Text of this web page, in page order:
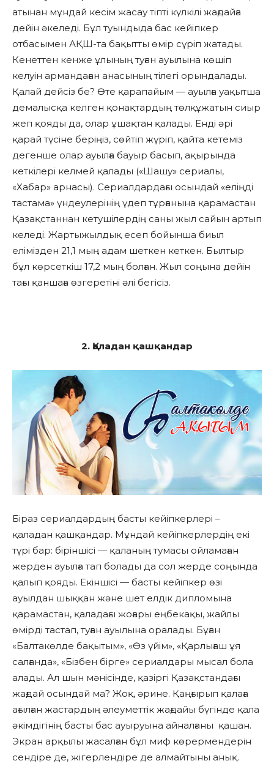
атынан мұндай кесім жасау тіпті күлкілі жағдайға
дейін әкеледі. Бұл туындыда бас кейіпкер
отбасымен АҚШ-та бақытты өмір сүріп жатады.
Кенеттен кенже ұлының туған ауылына көшіп
келуін армандаған анасының тілегі орындалады.
Қалай дейсіз бе? Өте қарапайым — ауылға уақытша
демалысқа келген қонақтардың төлқұжатын сиыр
жеп қояды да, олар ұшақтан қалады. Енді әрі
қарай түсіне беріңіз, сөйтіп жүріп, қайта кетеміз
дегенше олар ауылға бауыр басып, ақырында
кеткілері келмей қалады («Шашу» сериалы,
«Хабар» арнасы). Сериалдардағы осындай «еліңді
тастама» үндеулерінің үдеп тұрғанына қарамастан
Қазақстаннан кетушілердің саны жыл сайын артып
келеді. Жартыжылдық есеп бойынша биыл
елімізден 21,1 мың адам шеткен кеткен. Былтыр
бұл көрсеткіш 17,2 мың болған. Жыл соңына дейін
тағы қаншаға өзгеретіні әлі бегісіз.
2. Қаладан қашқандар
Біраз сериалдардың басты кейіпкерлері –
қаладан қашқандар. Мұндай кейіпкерлердің екі
түрі бар: біріншісі — қаланың тумасы ойламаған
жерден ауылға тап болады да сол жерде соңында
қалып қояды. Екіншісі — басты кейіпкер өзі
ауылдан шыққан және шет елдік дипломына
қарамастан, қаладағы жоғары еңбекақы, жайлы
өмірді тастап, туған ауылына оралады. Бұған
«Балтакөлде бақытым», «Өз үйім», «Қарлығаш ұя
салғанда», «Бізбен бірге» сериалдары мысал бола
алады. Ал шын мәнісінде, қазіргі Қазақстандағы
жағдай осындай ма? Жоқ, әрине. Қаңғырып қалаға
ағылған жастардың әлеуметтік жағдайы бүгінде қала
әкімдігінің басты бас ауыруына айналғаны қашан.
Экран арқылы жасалған бұл миф көрермендерін
сендіре де, жігерлендіре де алмайтыны анық.